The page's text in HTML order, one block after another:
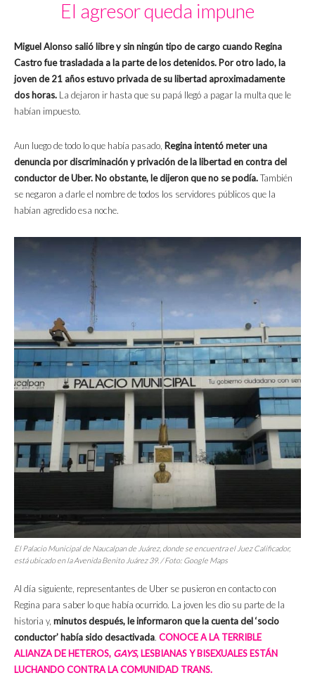
El agresor queda impune
Miguel Alonso salió libre y sin ningún tipo de cargo cuando Regina
Castro fue trasladada a la parte de los detenidos. Por otro lado, la
joven de 21 años estuvo privada de su libertad aproximadamente
dos horas. La dejaron ir hasta que su papá llegó a pagar la multa que le
habían impuesto.
Aun luego de todo lo que había pasado, Regina intentó meter una
denuncia por discriminación y privación de la libertad en contra del
conductor de Uber. No obstante, le dijeron que no se podía.También
se negaron a darle el nombre de todos los servidores públicos que la
habían agredido esa noche.
El Palacio Municipal de Naucalpan de Juárez, donde se encuentra el Juez Calificador,
está ubicado en la Avenida Benito Juárez 39. / Foto: Google Maps
Al día siguiente, representantes de Uber se pusieron en contacto con
Regina para saber lo que había ocurrido. La joven les dio su parte de la
historia y, minutos después, le informaron que la cuenta del ‘socio
conductor’ había sido desactivada. CONOCE A LA TERRIBLE
ALIANZA DE HETEROS, GAYS, LESBIANAS Y BISEXUALES ESTÁN
LUCHANDO CONTRA LA COMUNIDAD TRANS.